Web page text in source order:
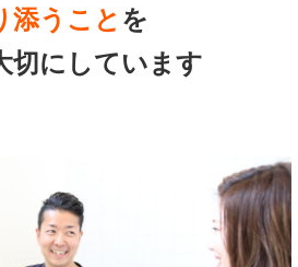
添うこと を
切にしています